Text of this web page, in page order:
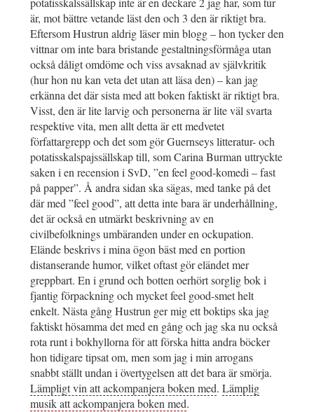
är, mot bättre vetande läst den och 3 den är riktigt bra.
Eftersom Hustrun aldrig läser min blogg – hon tycker den
vittnar om inte bara bristande gestaltningsförmåga utan
också dåligt omdöme och viss avsaknad av självkritik
(hur hon nu kan veta det utan att läsa den) – kan jag
erkänna det där sista med att boken faktiskt är riktigt bra.
Visst, den är lite larvig och personerna är lite väl svarta
respektive vita, men allt detta är ett medvetet
författargrepp och det som gör Guernseys litteratur- och
potatisskalspajssällskap till, som Carina Burman uttryckte
saken i en recension i SvD, ”en feel good-komedi – fast
på papper”. Å andra sidan ska sägas, med tanke på det
där med ”feel good”, att detta inte bara är underhållning,
det är också en utmärkt beskrivning av en
civilbefolknings umbäranden under en ockupation.
Elände beskrivs i mina ögon bäst med en portion
distanserande humor, vilket oftast gör eländet mer
greppbart. En i grund och botten oerhört sorglig bok i
fjantig förpackning och mycket feel good-smet helt
enkelt. Nästa gång Hustrun ger mig ett boktips ska jag
faktiskt hösamma det med en gång och jag ska nu också
rota runt i bokhyllorna för att förska hitta andra böcker
hon tidigare tipsat om, men som jag i min arrogans
snabbt ställt undan i övertygelsen att det bara är smörja.
Lämpligt vin att ackompanjera boken med. Lämplig
musik att ackompanjera boken med.